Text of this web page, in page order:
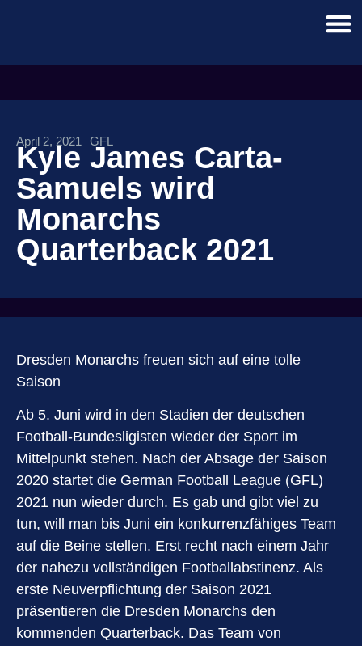
April 2, 2021 GFL
Kyle James Carta-
Samuels wird
Monarchs
Quarterback 2021
Dresden Monarchs freuen sich auf eine tolle
Saison
Ab 5. Juni wird in den Stadien der deutschen
Football-Bundesligisten wieder der Sport im
Mittelpunkt stehen. Nach der Absage der Saison
2020 startet die German Football League (GFL)
2021 nun wieder durch. Es gab und gibt viel zu
tun, will man bis Juni ein konkurrenzfähiges Team
auf die Beine stellen. Erst recht nach einem Jahr
der nahezu vollständigen Footballabstinenz. Als
erste Neuverpflichtung der Saison 2021
präsentieren die Dresden Monarchs den
kommenden Quarterback. Das Team von